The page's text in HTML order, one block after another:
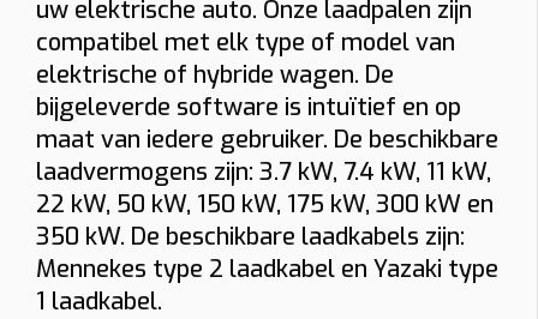
uw elektrische auto. Onze laadpalen zijn
compatibel met elk type of model van
elektrische of hybride wagen. De
bijgeleverde software is intuïtief en op
maat van iedere gebruiker. De beschikbare
laadvermogens zijn: 3.7 kW, 7.4 kW, 11 kW,
22 kW, 50 kW, 150 kW, 175 kW, 300 kW en
350 kW. De beschikbare laadkabels zijn:
Mennekes type 2 laadkabel en Yazaki type
1 laadkabel.
Digitale meter Analoge meter
BTW thuis
Woning ≥10 jaar (6% btw) Nieuwere woning (21% btw)
Alleen bij “Thuis”.
Gewenste functies (meerdere mogelijk)
Solar laden Dynamische tarieven laden Vaste kabel
Socket Smart charging Mobiele app